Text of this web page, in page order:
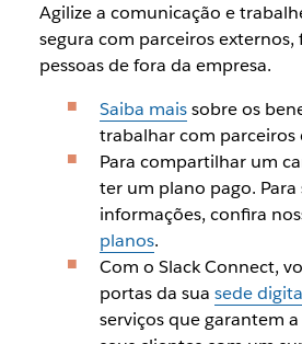
Agilize a comunicação e
segura com parceiros externos,
pessoas de fora da empresa.
Saiba maissobre os
trabalhar com parceiros
Para compartilhar um
ter um plano pago. Para
informações, confira
planos.
Com o Slack Connect,
portas da sua sede
serviços que garantem